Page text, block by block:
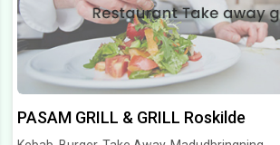
PASAM GRILL & GRILL Roskilde